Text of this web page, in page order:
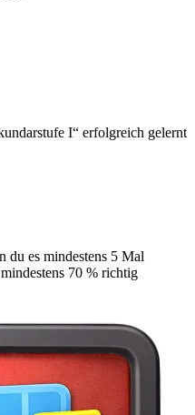
I“ erfolgreich gelernt
du es mindestens 5 Mal
70 % richtig